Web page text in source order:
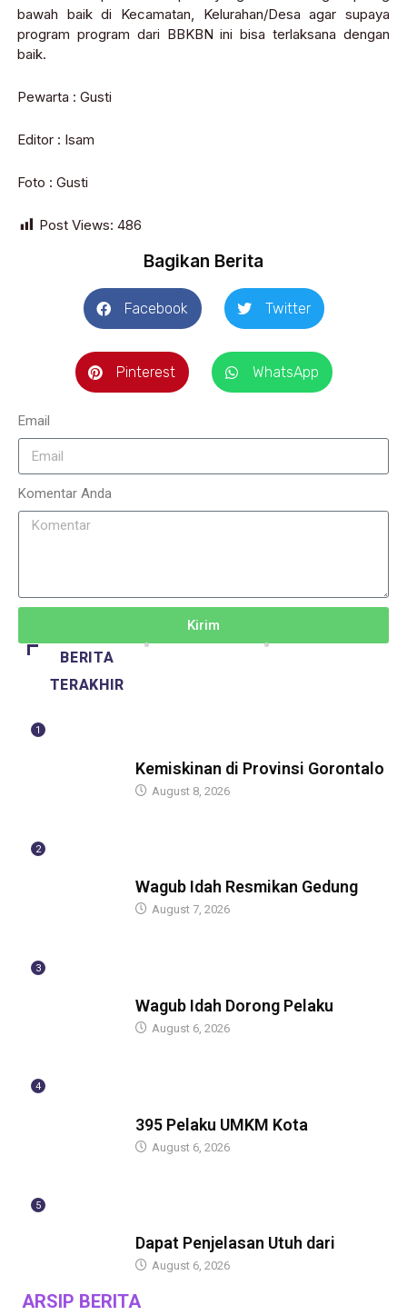
bawah baik di Kecamatan, Kelurahan/Desa agar supaya
program program dari BBKBN ini bisa terlaksana dengan
baik.
Pewarta : Gusti
Editor : Isam
Foto : Gusti
Post Views: 486
Bagikan Berita
Facebook Twitter
Pinterest WhatsApp
Email
Komentar Anda
Kirim
BERITA
TERAKHIR
1
Kemiskinan di Provinsi Gorontalo
August 8, 2026
2
Wagub Idah Resmikan Gedung
August 7, 2026
3
Wagub Idah Dorong Pelaku
August 6, 2026
4
395 Pelaku UMKM Kota
August 6, 2026
5
Dapat Penjelasan Utuh dari
August 6, 2026
ARSIP BERITA